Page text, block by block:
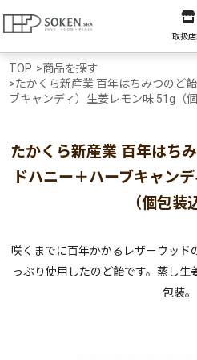
取扱
TOP >商品を探す
>たかくら新産業 百年はちみつのど
ブキャンディ）生姜レモン味 51g（個
たかくら新産業 百年はち
ドハニー＋ハーブキャン
（個包装
咲くまでに百年かかるレザーウッド
っぷり使用したのど飴です。蒸し生
包装。